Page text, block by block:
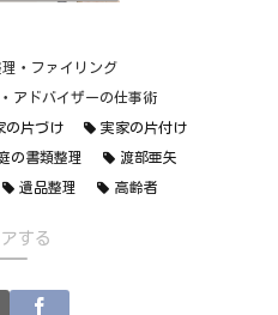
・ファイリング
アドバイザーの仕事術
の片づけ 実家の片付け
の書類整理 渡部亜矢
遺品整理 高齢者
する